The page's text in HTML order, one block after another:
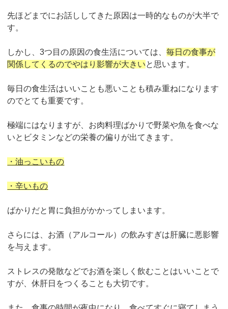
先ほどまでにお話ししてきた原因は一時的なものが大半で
す。
しかし、3つ目の原因の食生活については、毎日の食事が
関係してくるのでやはり影響が大きいと思います。
毎日の食生活はいいことも悪いことも積み重ねになります
のでとても重要です。
極端にはなりますが、お肉料理ばかりで野菜や魚を食べな
いとビタミンなどの栄養の偏りが出てきます。
・油っこいもの
・辛いもの
ばかりだと胃に負担がかかってしまいます。
さらには、お酒（アルコール）の飲みすぎは肝臓に悪影響
を与えます。
ストレスの発散などでお酒を楽しく飲むことはいいことで
すが、休肝日をつくることも大切です。